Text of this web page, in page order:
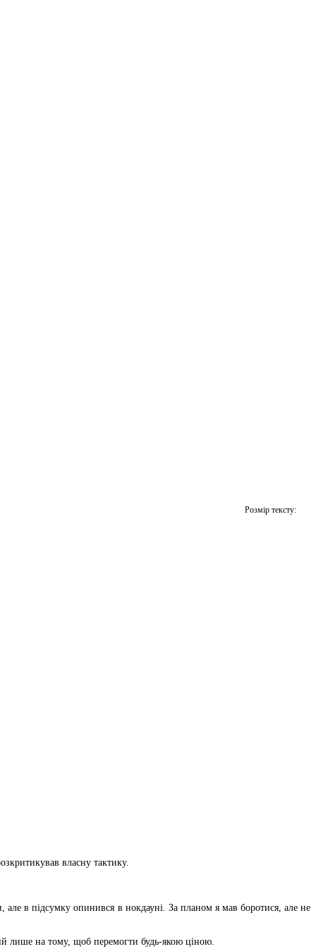
Розмір тексту:
власну тактику.
в підсумку опинився в нокдауні. За планом я мав боротися, але не
лише на тому, щоб перемогти будь-якою ціною.